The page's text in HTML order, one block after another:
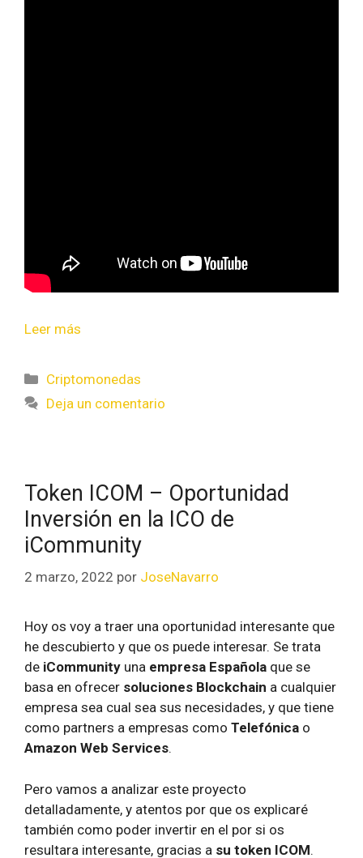
Leer más
Criptomonedas
Deja un comentario
Token ICOM – Oportunidad
Inversión en la ICO de
iCommunity
2 marzo, 2022 por JoseNavarro
Hoy os voy a traer una oportunidad interesante que
he descubierto y que os puede interesar. Se trata
de iCommunity una empresa Española que se
basa en ofrecer soluciones Blockchain a cualquier
empresa sea cual sea sus necesidades, y que tiene
como partners a empresas como Telefónica o
Amazon Web Services.
Pero vamos a analizar este proyecto
detalladamente, y atentos por que os explicaré
también como poder invertir en el por si os
resultara interesante, gracias a su token ICOM.